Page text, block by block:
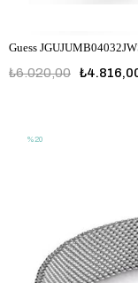
Guess
₺6.020,00
%20